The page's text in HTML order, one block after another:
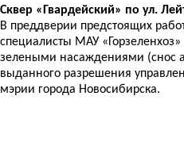
Сквер «Гвардейский» по ул.
В преддверии предстоящих
специалисты МАУ
зелеными насаждениями (снос
выданного разрешения
мэрии города Новосибирска.